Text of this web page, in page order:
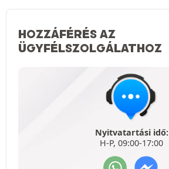
HOZZÁFÉRÉS AZ
ÜGYFÉLSZOLGÁLATHOZ
Nyitvatartási idő:
H-P, 09:00-17:00